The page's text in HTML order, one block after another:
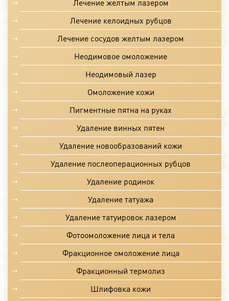
Лечение желтым лазером
Лечение келоидных рубцов
Лечение сосудов желтым лазером
Неодимовое омоложение
Неодимовый лазер
Омоложение кожи
Пигментные пятна на руках
Удаление винных пятен
Удаление новообразований кожи
Удаление послеоперационных рубцов
Удаление родинок
Удаление татуажа
Удаление татуировок лазером
Фотоомоложение лица и тела
Фракционное омоложение лица
Фракционный термолиз
Шлифовка кожи